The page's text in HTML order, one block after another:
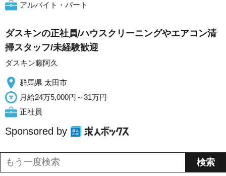
アルバイト・パート
ダスキンの正社員/ハウスクリーニングやエアコン清
掃スタッフ/未経験歓迎
ダスキン藤阿久
群馬県 太田市
月給24万5,000円～31万円
正社員
Sponsored by